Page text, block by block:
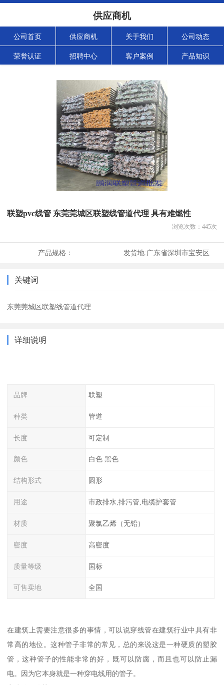
供应商机
公司首页 供应商机 关于我们 公司动态
荣誉认证 招聘中心 客户案例 产品知识
联塑pvc线管 东莞莞城区联塑线管道代理 具有难燃性
浏览次数： 445次
产品规格： 发货地:广东省深圳市宝安区
关键词
东莞莞城区联塑线管道代理
详细说明
品牌 联塑
种类 管道
长度 可定制
颜色 白色 黑色
结构形式 圆形
用途 市政排水,排污管,电缆护套管
材质 聚氯乙烯（无铅）
密度 高密度
质量等级 国标
可售卖地 全国
在建筑上需要注意很多的事情，可以说穿线管在建筑行业中具有非
常高的地位。这种管子非常的常见，总的来说这是一种硬质的塑胶
管，这种管子的性能非常的好，既可以防腐，而且也可以防止漏
电。因为它本身就是一种穿电线用的管子。